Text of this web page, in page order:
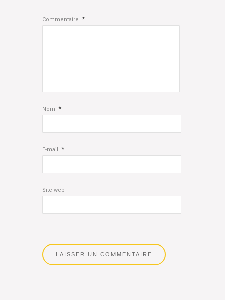
Commentaire *
Nom *
E-mail *
Site web